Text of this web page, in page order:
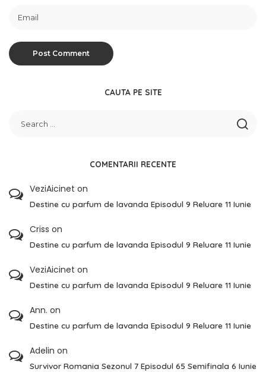
CAUTA PE SITE
COMENTARII RECENTE
VeziAicinet on
Destine cu parfum de lavanda Episodul 9 Reluare 11 Iunie
Criss on
Destine cu parfum de lavanda Episodul 9 Reluare 11 Iunie
VeziAicinet on
Destine cu parfum de lavanda Episodul 9 Reluare 11 Iunie
Ann. on
Destine cu parfum de lavanda Episodul 9 Reluare 11 Iunie
Adelin on
Survivor Romania Sezonul 7 Episodul 65 Semifinala 6 Iunie